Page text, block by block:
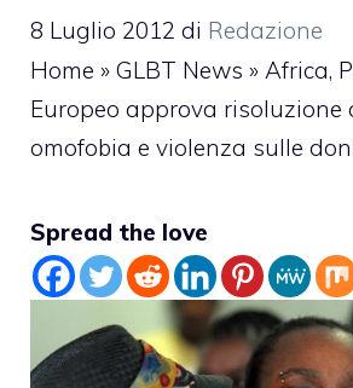
8 Luglio 2012 di Redazione
Home » GLBT News » Africa,
Europeo approva risoluzione
omofobia e violenza sulle
Spread the love